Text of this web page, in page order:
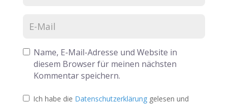
Name, E-Mail-Adresse und Website in
diesem Browser für meinen nächsten
Kommentar speichern.
Ich habe die Datenschutzerklärung gelesen und